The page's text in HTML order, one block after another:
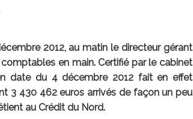
2012, au matin le directeur gérant
en main. Certifié par le cabinet
date du 4 décembre 2012 fait en effet
3 430 462 euros arrivés de façon un peu
au Crédit du Nord.